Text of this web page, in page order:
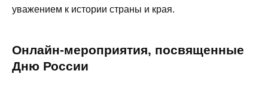
уважением к истории страны и края.
Онлайн-мероприятия, посвященные
Дню России